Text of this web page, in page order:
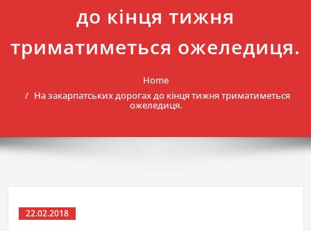
до кінця тижня
триматиметься ожеледиця.
Home
На закарпатських дорогах до кінця тижня триматиметься
ожеледиця.
22.02.2018